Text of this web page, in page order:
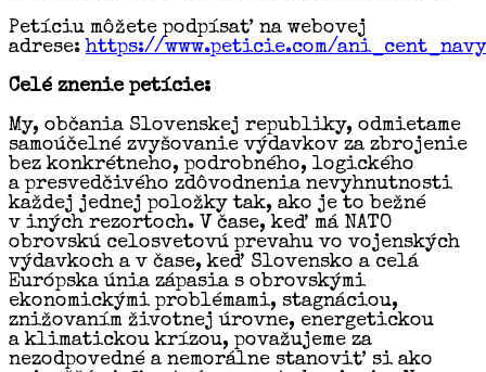
Petíciu môžete podpísať na webovej
adrese: https://www.peticie.com/
Celé znenie petície:
My, občania Slovenskej republiky, odmietame
samoúčelné zvyšovanie výdavkov za zbrojenie
bez konkrétneho, podrobného, logického
a presvedčivého zdôvodnenia nevyhnutnosti
každej jednej položky tak, ako je to bežné
v iných rezortoch. V čase, keď má NATO
obrovskú celosvetovú prevahu vo vojenských
výdavkoch a v čase, keď Slovensko a celá
Európska únia zápasia s obrovskými
ekonomickými problémami, stagnáciou,
znižovaním životnej úrovne, energetickou
a klimatickou krízou, považujeme za
nezodpovedné a nemorálne stanoviť si ako